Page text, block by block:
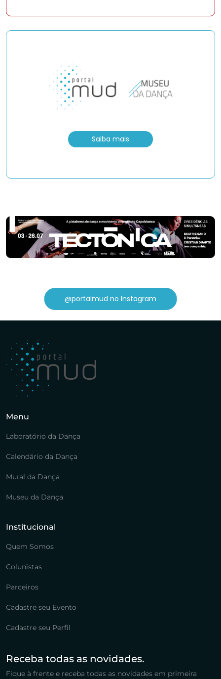
Saiba mais
@portalmud no Instagram
Menu
Laboratório da Dança
Calendário da Dança
Mural da Dança
Museu da Dança
Institucional
Quem Somos
Colunistas
Parceiros
Cadastre seu Evento
Cadastre seu Perfil
Receba todas as novidades.
Fique à frente e receba todas as novidades em primeira